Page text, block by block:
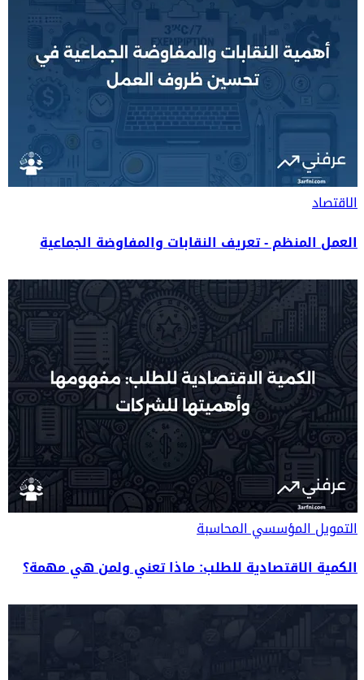
الاقتصاد
العمل المنظم - تعريف النقابات والمفاوضة الجماعية
التمويل المؤسسيالمحاسبة
الكمية الاقتصادية للطلب: ماذا تعني ولمن هي مهمة؟